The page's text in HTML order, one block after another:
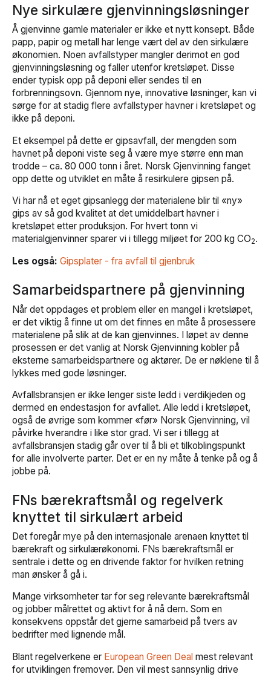
Nye sirkulære gjenvinningsløsninger
Å gjenvinne gamle materialer er ikke et nytt konsept. Både
papp, papir og metall har lenge vært del av den sirkulære
økonomien. Noen avfallstyper mangler derimot en god
gjenvinningsløsning og faller utenfor kretsløpet. Disse
ender typisk opp på deponi eller sendes til en
forbrenningsovn. Gjennom nye, innovative løsninger, kan vi
sørge for at stadig flere avfallstyper havner i kretsløpet og
ikke på deponi.
Et eksempel på dette er gipsavfall, der mengden som
havnet på deponi viste seg å være mye større enn man
trodde – ca. 80 000 tonn i året. Norsk Gjenvinning fanget
opp dette og utviklet en måte å resirkulere gipsen på.
Vi har nå et eget gipsanlegg der materialene blir til «ny»
gips av så god kvalitet at det umiddelbart havner i
kretsløpet etter produksjon. For hvert tonn vi
materialgjenvinner sparer vi i tillegg miljøet for 200 kg CO2.
Les også: Gipsplater - fra avfall til gjenbruk
Samarbeidspartnere på gjenvinning
Når det oppdages et problem eller en mangel i kretsløpet,
er det viktig å finne ut om det finnes en måte å prosessere
materialene på slik at de kan gjenvinnes. I løpet av denne
prosessen er det vanlig at Norsk Gjenvinning kobler på
eksterne samarbeidspartnere og aktører. De er nøklene til å
lykkes med gode løsninger.
Avfallsbransjen er ikke lenger siste ledd i verdikjeden og
dermed en endestasjon for avfallet. Alle ledd i kretsløpet,
også de øvrige som kommer «før» Norsk Gjenvinning, vil
påvirke hverandre i like stor grad. Vi ser i tillegg at
avfallsbransjen stadig går over til å bli et tilkoblingspunkt
for alle involverte parter. Det er en ny måte å tenke på og å
jobbe på.
FNs bærekraftsmål og regelverk
knyttet til sirkulært arbeid
Det foregår mye på den internasjonale arenaen knyttet til
bærekraft og sirkulærøkonomi. FNs bærekraftsmål er
sentrale i dette og en drivende faktor for hvilken retning
man ønsker å gå i.
Mange virksomheter tar for seg relevante bærekraftsmål
og jobber målrettet og aktivt for å nå dem. Som en
konsekvens oppstår det gjerne samarbeid på tvers av
bedrifter med lignende mål.
Blant regelverkene er European Green Deal mest relevant
for utviklingen fremover. Den vil mest sannsynlig drive